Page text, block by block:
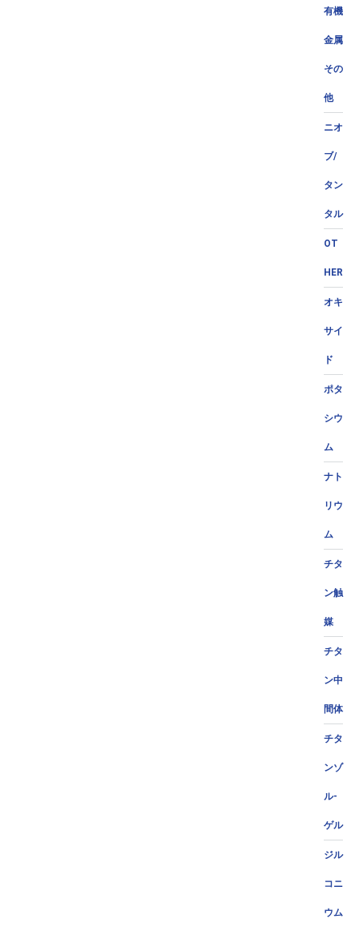
有機
金属
その
他
ニオ
ブ/
タン
タル
OT
HER
オキ
サイ
ド
ポタ
シウ
ム
ナト
リウ
ム
チタ
ン触
媒
チタ
ン中
間体
チタ
ンゾ
ル-
ゲル
ジル
コニ
ウム